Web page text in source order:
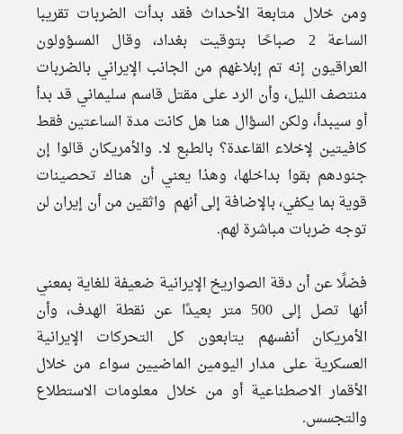
ومن خلال متابعة الأحداث فقد بدأت الضربات تقريبا
الساعة 2 صباحًا بتوقيت بغداد، وقال المسؤولون
العراقيون إنه تم إبلاغهم من الجانب الإيراني بالضربات
منتصف الليل، وأن الرد على مقتل قاسم سليماني قد بدأ
أو سيبدأ، ولكن السؤال هنا هل كانت مدة الساعتين فقط
كافيتين لإخلاء القاعدة؟ بالطبع لا. والأمريكان قالوا إن
جنودهم بقوا بداخلها، وهذا يعني أن هناك تحصينات
قوية بما يكفي، بالإضافة إلى أنهم واثقين من أن إيران لن
توجه ضربات مباشرة لهم.
فضلًا عن أن دقة الصواريخ الإيرانية ضعيفة للغاية بمعني
أنها تصل إلى 500 متر بعيدًا عن نقطة الهدف، وأن
الأمريكان أنفسهم يتابعون كل التحركات الإيرانية
العسكرية على مدار اليومين الماضيين سواء من خلال
الأقمار الاصطناعية أو من خلال معلومات الاستطلاع
والتجسس.